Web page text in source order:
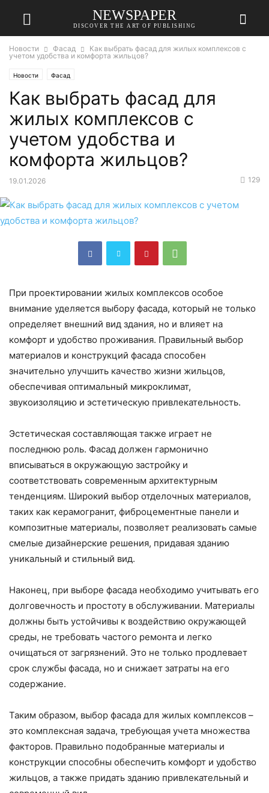
NEWSPAPER
DISCOVER THE ART OF PUBLISHING
Новости Фасад
Как выбрать фасад для жилых комплексов с
учетом удобства и комфорта жильцов?
Новости Фасад
Как выбрать фасад для
жилых комплексов с
учетом удобства и
комфорта жильцов?
19.01.2026 129
При проектировании жилых комплексов особое
внимание уделяется выбору фасада, который не только
определяет внешний вид здания, но и влияет на
комфорт и удобство проживания. Правильный выбор
материалов и конструкций фасада способен
значительно улучшить качество жизни жильцов,
обеспечивая оптимальный микроклимат,
звукоизоляцию и эстетическую привлекательность.
Эстетическая составляющая также играет не
последнюю роль. Фасад должен гармонично
вписываться в окружающую застройку и
соответствовать современным архитектурным
тенденциям. Широкий выбор отделочных материалов,
таких как керамогранит, фиброцементные панели и
композитные материалы, позволяет реализовать самые
смелые дизайнерские решения, придавая зданию
уникальный и стильный вид.
Наконец, при выборе фасада необходимо учитывать его
долговечность и простоту в обслуживании. Материалы
должны быть устойчивы к воздействию окружающей
среды, не требовать частого ремонта и легко
очищаться от загрязнений. Это не только продлевает
срок службы фасада, но и снижает затраты на его
содержание.
Таким образом, выбор фасада для жилых комплексов –
это комплексная задача, требующая учета множества
факторов. Правильно подобранные материалы и
конструкции способны обеспечить комфорт и удобство
жильцов, а также придать зданию привлекательный и